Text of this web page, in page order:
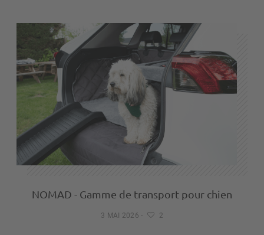
NOMAD - Gamme de transport pour chien
3 MAI 2026 - 2